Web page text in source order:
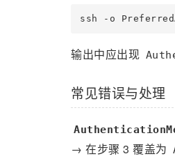
输出中应出现
常见错误与处理
→ 在步骤 3 覆盖为